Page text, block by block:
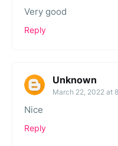
Very good
Reply
Unknown
March 22, 2022 at
Nice
Reply